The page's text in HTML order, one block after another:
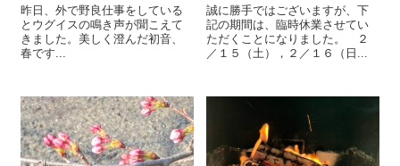
昨日、外で野良仕事をしている
とウグイスの鳴き声が聞こえて
きました。美しく澄んだ初音、
春です...
誠に勝手ではございますが、下
記の期間は、臨時休業させてい
ただくことになりました。 ２
／１５（土），２／１６（日...